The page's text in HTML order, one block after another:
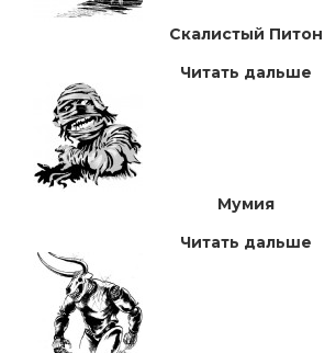
Скалистый Питон
Читать дальше
Мумия
Читать дальше